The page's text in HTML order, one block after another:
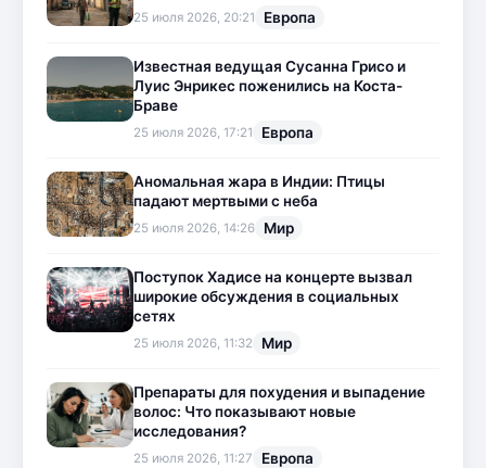
25 июля 2026, 20:21 Европа
Известная ведущая Сусанна Грисо и
Луис Энрикес поженились на Коста-
Браве
25 июля 2026, 17:21 Европа
Аномальная жара в Индии: Птицы
падают мертвыми с неба
25 июля 2026, 14:26 Мир
Поступок Хадисе на концерте вызвал
широкие обсуждения в социальных
сетях
25 июля 2026, 11:32 Мир
Препараты для похудения и выпадение
волос: Что показывают новые
исследования?
25 июля 2026, 11:27 Европа